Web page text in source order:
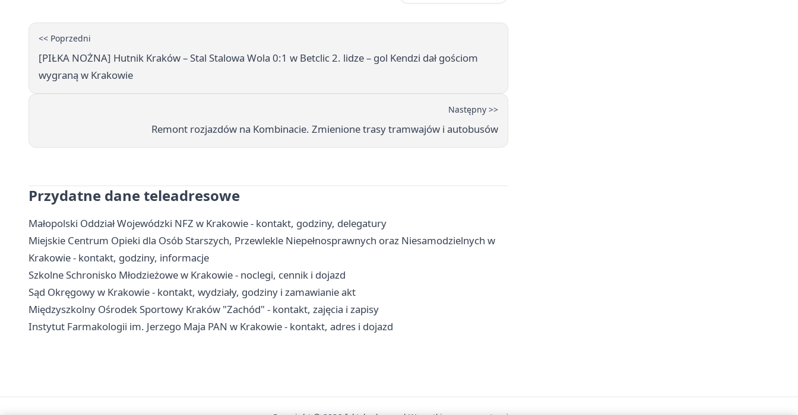
<< Poprzedni
[PIŁKA NOŻNA] Hutnik Kraków – Stal Stalowa Wola 0:1 w Betclic 2. lidze – gol Kendzi dał gościom
wygraną w Krakowie
Następny >>
Remont rozjazdów na Kombinacie. Zmienione trasy tramwajów i autobusów
Przydatne dane teleadresowe
Małopolski Oddział Wojewódzki NFZ w Krakowie - kontakt, godziny, delegatury
Miejskie Centrum Opieki dla Osób Starszych, Przewlekle Niepełnosprawnych oraz Niesamodzielnych w
Krakowie - kontakt, godziny, informacje
Szkolne Schronisko Młodzieżowe w Krakowie - noclegi, cennik i dojazd
Sąd Okręgowy w Krakowie - kontakt, wydziały, godziny i zamawianie akt
Międzyszkolny Ośrodek Sportowy Kraków "Zachód" - kontakt, zajęcia i zapisy
Instytut Farmakologii im. Jerzego Maja PAN w Krakowie - kontakt, adres i dojazd